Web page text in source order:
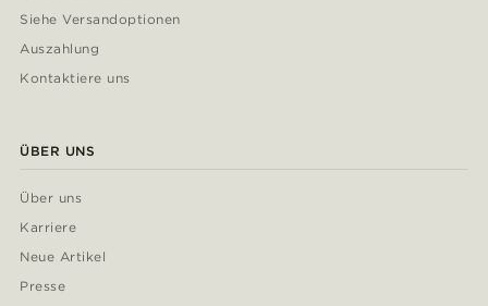
Siehe Versandoptionen
Auszahlung
Kontaktiere uns
ÜBER UNS
Über uns
Karriere
Neue Artikel
Presse